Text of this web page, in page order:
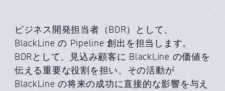
ビジネス開発担当者（BDR）として、
BlackLine の Pipeline 創出を担当します。
BDRとして、見込み顧客に BlackLine の価値を
伝える重要な役割を担い、その活動が
BlackLine の将来の成功に直接的な影響を与え